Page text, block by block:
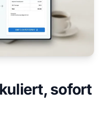
sofort